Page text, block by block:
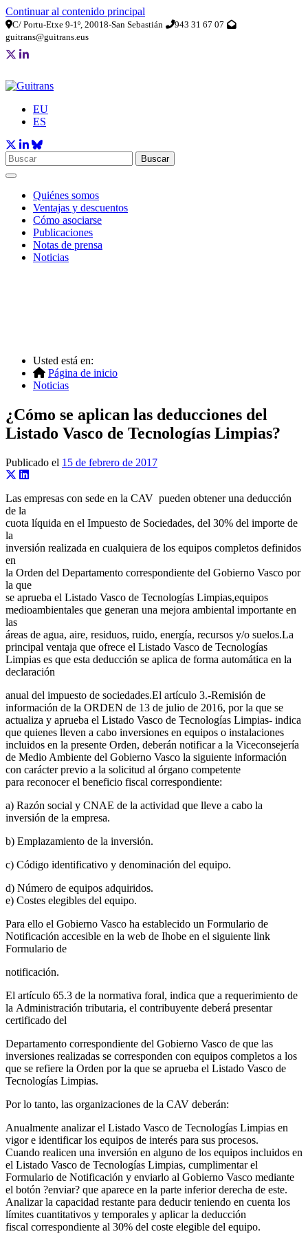
Continuar al contenido principal
C/ Portu-Etxe 9-1º, 20018-San Sebastián
943 31 67 07
guitrans@guitrans.eus
EU
ES
Buscar
Quiénes somos
Ventajas y descuentos
Cómo asociarse
Publicaciones
Notas de prensa
Noticias
Usted está en:
Página de inicio
Noticias
¿Cómo se aplican las deducciones del
Listado Vasco de Tecnologías Limpias?
Publicado el 15 de febrero de 2017
Las empresas con sede en la CAV pueden obtener una deducción
de la
cuota líquida en el Impuesto de Sociedades, del 30% del importe de
la
inversión realizada en cualquiera de los equipos completos definidos
en
la Orden del Departamento correspondiente del Gobierno Vasco por
la que
se aprueba el Listado Vasco de Tecnologías Limpias,equipos
medioambientales que generan una mejora ambiental importante en
las
áreas de agua, aire, residuos, ruido, energía, recursos y/o suelos.La
principal ventaja que ofrece el Listado Vasco de Tecnologías
Limpias es que esta deducción se aplica de forma automática en la
declaración
anual del impuesto de sociedades.El artículo 3.-Remisión de
información de la ORDEN de 13 de julio de 2016, por la que se
actualiza y aprueba el Listado Vasco de Tecnologías Limpias- indica
que quienes lleven a cabo inversiones en equipos o instalaciones
incluidos en la presente Orden, deberán notificar a la Viceconsejería
de Medio Ambiente del Gobierno Vasco la siguiente información
con carácter previo a la solicitud al órgano competente
para reconocer el beneficio fiscal correspondiente:
a) Razón social y CNAE de la actividad que lleve a cabo la
inversión de la empresa.
b) Emplazamiento de la inversión.
c) Código identificativo y denominación del equipo.
d) Número de equipos adquiridos.
e) Costes elegibles del equipo.
Para ello el Gobierno Vasco ha establecido un Formulario de
Notificación accesible en la web de Ihobe en el siguiente link
Formulario de
notificación.
El artículo 65.3 de la normativa foral, indica que a requerimiento de
la Administración tributaria, el contribuyente deberá presentar
certificado del
Departamento correspondiente del Gobierno Vasco de que las
inversiones realizadas se corresponden con equipos completos a los
que se refiere la Orden por la que se aprueba el Listado Vasco de
Tecnologías Limpias.
Por lo tanto, las organizaciones de la CAV deberán:
Anualmente analizar el Listado Vasco de Tecnologías Limpias en
vigor e identificar los equipos de interés para sus procesos.
Cuando realicen una inversión en alguno de los equipos incluidos en
el Listado Vasco de Tecnologías Limpias, cumplimentar el
Formulario de Notificación y enviarlo al Gobierno Vasco mediante
el botón ?enviar? que aparece en la parte inferior derecha de este.
Analizar la capacidad restante para deducir teniendo en cuenta los
límites cuantitativos y temporales y aplicar la deducción
fiscal correspondiente al 30% del coste elegible del equipo.